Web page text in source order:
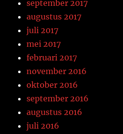
september 2017
augustus 2017
juli 2017
mei 2017
februari 2017
november 2016
oktober 2016
september 2016
augustus 2016
juli 2016